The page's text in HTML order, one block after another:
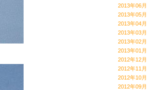
2013年06月
2013年05月
2013年04月
2013年03月
2013年02月
2013年01月
2012年12月
2012年11月
2012年10月
2012年09月